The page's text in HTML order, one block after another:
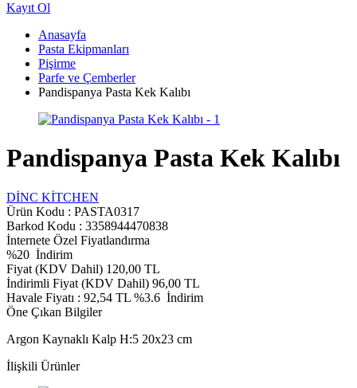
Kayıt Ol
Anasayfa
Pasta Ekipmanları
Pişirme
Parfe ve Çemberler
Pandispanya Pasta Kek Kalıbı
Pandispanya Pasta Kek Kalıbı
DİNC KİTCHEN
Ürün Kodu : PASTA0317
Barkod Kodu : 3358944470838
İnternete Özel Fiyatlandırma
%20 İndirim
Fiyat (KDV Dahil) 120,00 TL
İndirimli Fiyat (KDV Dahil) 96,00 TL
Havale Fiyatı : 92,54 TL %3.6 İndirim
Öne Çıkan Bilgiler
Argon Kaynaklı Kalp H:5 20x23 cm
İlişkili Ürünler